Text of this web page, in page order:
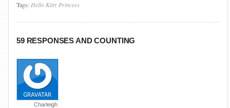
Tags: Hello Kitty Princess
59 RESPONSES AND COUNTING
Charleigh